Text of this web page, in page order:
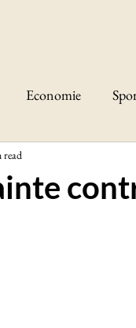
Economie
read